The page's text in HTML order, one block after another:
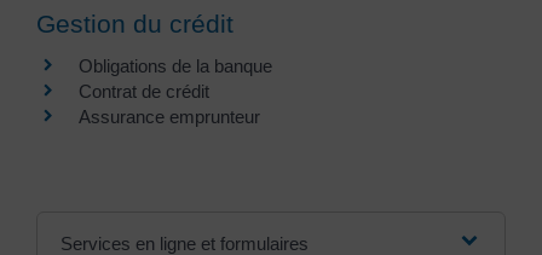
Gestion du crédit
Obligations de la banque
Contrat de crédit
Assurance emprunteur
Services en ligne et formulaires